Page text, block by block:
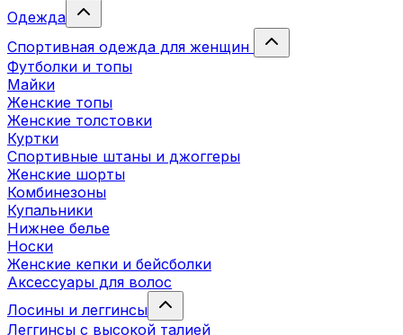
Одежда
Спортивная одежда для женщин
Футболки и топы
Майки
Женские топы
Женские толстовки
Куртки
Спортивные штаны и джоггеры
Женские шорты
Комбинезоны
Купальники
Нижнее белье
Носки
Женские кепки и бейсболки
Аксессуары для волос
Лосины и леггинсы
Леггинсы с высокой талией